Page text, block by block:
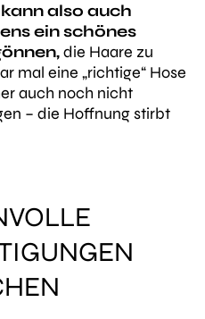
also auch
ein schönes
die Haare zu
mal eine „richtige“ Hose
auch noch nicht
– die Hoffnung stirbt